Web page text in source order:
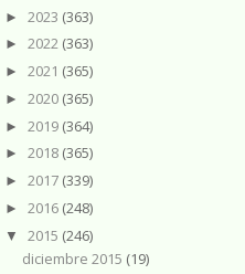
► 2023 (363)
► 2022 (363)
► 2021 (365)
► 2020 (365)
► 2019 (364)
► 2018 (365)
► 2017 (339)
► 2016 (248)
▼ 2015 (246)
diciembre 2015 (19)